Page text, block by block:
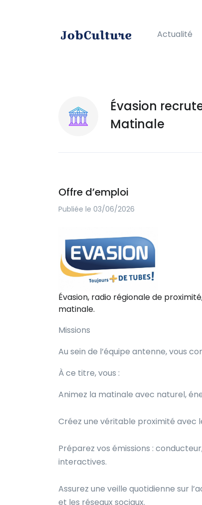
Actualité
Évasion
Matinale
Offre d’emploi
Publiée le 03/06/2026
Évasion, radio régionale de
matinale.
Missions
Au sein de l’équipe antenne, vous
À ce titre, vous :
Animez la matinale avec naturel,
Créez une véritable proximité avec
Préparez vos émissions :
interactives.
Assurez une veille quotidienne sur
et les réseaux sociaux.